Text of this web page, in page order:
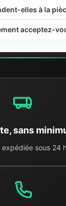
elles à la
acceptez-
sans
expédiée sous 24